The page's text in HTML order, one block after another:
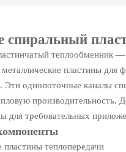
спиральный
теплообменник —
пластины
Эти однопоточные каналы
производительность.
для требовательных
пластины теплопередачи